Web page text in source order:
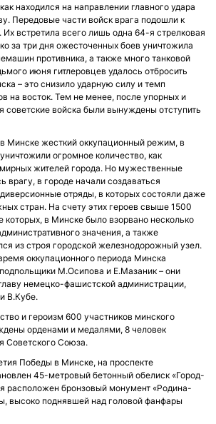
находился на направлении главного удара
Передовые части войск врага подошли к
Их встретила всего лишь одна 64-я стрелковая
за три дня ожесточенных боев уничтожила
противника, а также много танковой
июня гитлеровцев удалось отбросить
– это снизило ударную силу и темп
на восток. Тем не менее, после упорных и
советские войска были вынуждены отступить
Минске жесткий оккупационный режим, в
огромное количество, как
жителей города. Но мужественные
врагу, в городе начали создаваться
отряды, в которых состояли даже
стран. На счету этих героев свыше 1500
которых, в Минске было взорвано несколько
значения, а также
из строя городской железнодорожный узел.
оккупационного периода Минска
М.Осипова и Е.Мазаник – они
немецко-фашистской администрации,
В.Кубе.
и героизм 600 участников минского
орденами и медалями, 8 человек
Советского Союза.
Победы в Минске, на проспекте
45-метровый бетонный обелиск «Город-
расположен бронзовый монумент «Родина-
высоко поднявшей над головой фанфары